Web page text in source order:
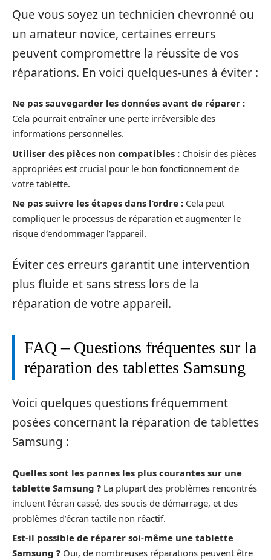
Que vous soyez un technicien chevronné ou
un amateur novice, certaines erreurs
peuvent compromettre la réussite de vos
réparations. En voici quelques-unes à éviter :
Ne pas sauvegarder les données avant de réparer :
Cela pourrait entraîner une perte irréversible des
informations personnelles.
Utiliser des pièces non compatibles : Choisir des pièces
appropriées est crucial pour le bon fonctionnement de
votre tablette.
Ne pas suivre les étapes dans l’ordre : Cela peut
compliquer le processus de réparation et augmenter le
risque d’endommager l’appareil.
Éviter ces erreurs garantit une intervention
plus fluide et sans stress lors de la
réparation de votre appareil.
FAQ – Questions fréquentes sur la
réparation des tablettes Samsung
Voici quelques questions fréquemment
posées concernant la réparation de tablettes
Samsung :
Quelles sont les pannes les plus courantes sur une
tablette Samsung ? La plupart des problèmes rencontrés
incluent l’écran cassé, des soucis de démarrage, et des
problèmes d’écran tactile non réactif.
Est-il possible de réparer soi-même une tablette
Samsung ? Oui, de nombreuses réparations peuvent être